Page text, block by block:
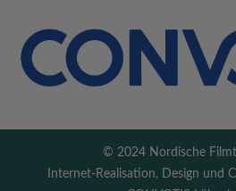
© 2024 Nordische
Internet-Realisation, Design und